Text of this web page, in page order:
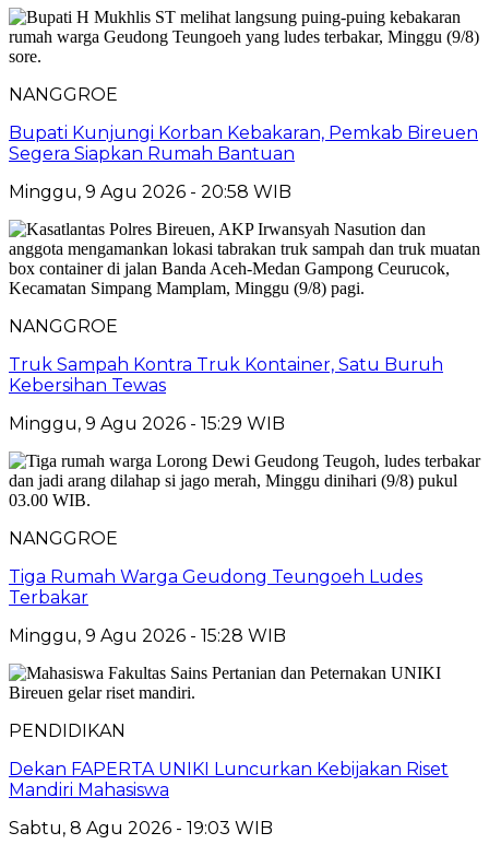
NANGGROE
Bupati Kunjungi Korban Kebakaran, Pemkab Bireuen
Segera Siapkan Rumah Bantuan
Minggu, 9 Agu 2026 - 20:58 WIB
NANGGROE
Truk Sampah Kontra Truk Kontainer, Satu Buruh
Kebersihan Tewas
Minggu, 9 Agu 2026 - 15:29 WIB
NANGGROE
Tiga Rumah Warga Geudong Teungoeh Ludes
Terbakar
Minggu, 9 Agu 2026 - 15:28 WIB
PENDIDIKAN
Dekan FAPERTA UNIKI Luncurkan Kebijakan Riset
Mandiri Mahasiswa
Sabtu, 8 Agu 2026 - 19:03 WIB